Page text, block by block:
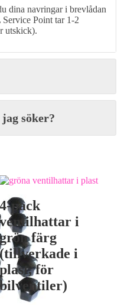
dina navringar i brevlådan
Point tar 1-2
utskick).
söker?
4-pack
ventilhattar i
grön färg
(tillverkade i
plast, för
bilventiler)